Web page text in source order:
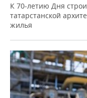
К 70-летию Дня
татарстанской
жилья